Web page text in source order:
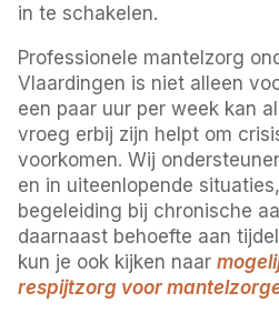
in te schakelen.
Professionele mantelzorg
Vlaardingen is niet alleen
een paar uur per week kan
vroeg erbij zijn helpt om
voorkomen. Wij
en in uiteenlopende
begeleiding bij chronische
daarnaast behoefte aan
kun je ook kijken naar
respijtzorg voor